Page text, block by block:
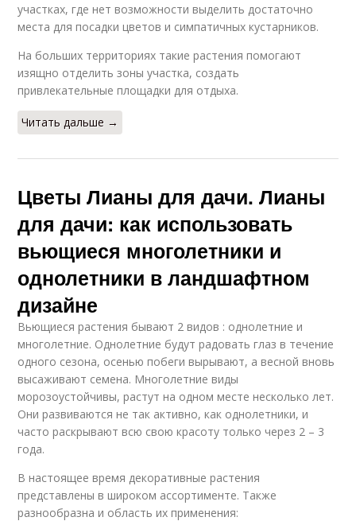
участках, где нет возможности выделить достаточно
места для посадки цветов и симпатичных кустарников.
На больших территориях такие растения помогают
изящно отделить зоны участка, создать
привлекательные площадки для отдыха.
Читать дальше →
Цветы Лианы для дачи. Лианы
для дачи: как использовать
вьющиеся многолетники и
однолетники в ландшафтном
дизайне
Вьющиеся растения бывают 2 видов : однолетние и
многолетние. Однолетние будут радовать глаз в течение
одного сезона, осенью побеги вырывают, а весной вновь
высаживают семена. Многолетние виды
морозоустойчивы, растут на одном месте несколько лет.
Они развиваются не так активно, как однолетники, и
часто раскрывают всю свою красоту только через 2 – 3
года.
В настоящее время декоративные растения
представлены в широком ассортименте. Также
разнообразна и область их применения: